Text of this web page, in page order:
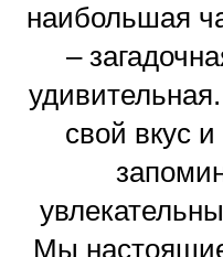
наибольшая
–
свой вкус и
Мы